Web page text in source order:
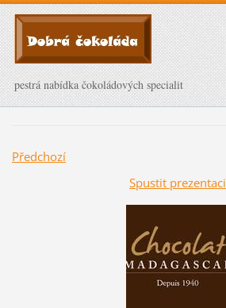
pestrá nabídka čokoládových specialit
Předchozí
Spustit prezentaci